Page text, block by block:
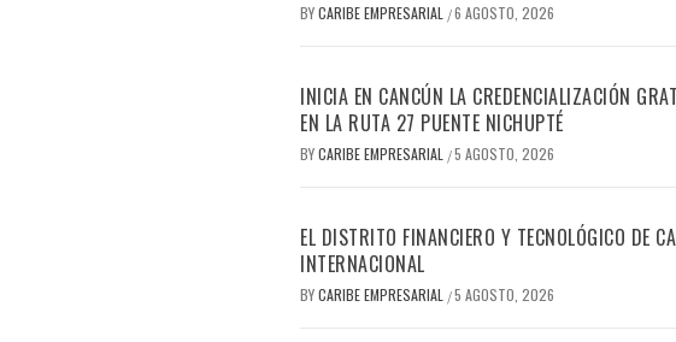
BYCARIBE EMPRESARIAL /6 AGOSTO, 2026
INICIA EN CANCÚN LA CREDENCIALIZACIÓN
EN LA RUTA 27 PUENTE NICHUPTÉ
BYCARIBE EMPRESARIAL /5 AGOSTO, 2026
EL DISTRITO FINANCIERO Y TECNOLÓGICO DE
INTERNACIONAL
BYCARIBE EMPRESARIAL /5 AGOSTO, 2026